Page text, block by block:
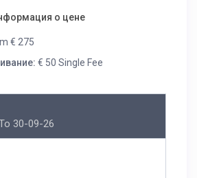
о цене
€ 275
€ 50 Single Fee
30-09-26